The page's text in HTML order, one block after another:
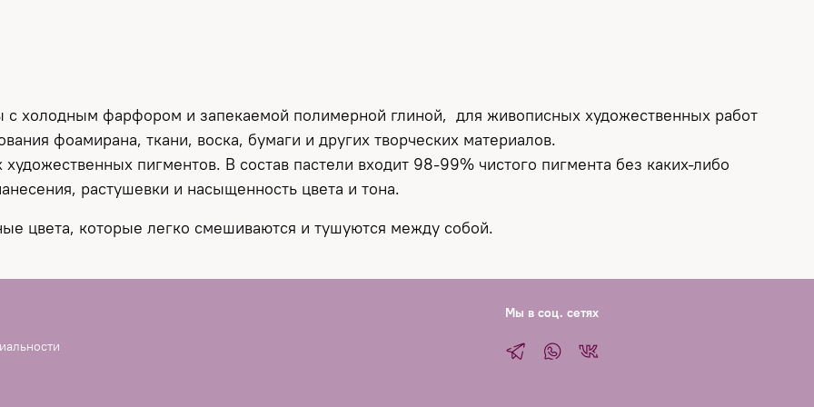
с холодным фарфором и запекаемой полимерной глиной, для живописных художественных работ
фоамирана, ткани, воска, бумаги и других творческих материалов.
пигментов. В состав пастели входит 98-99% чистого пигмента без каких-либо
растушевки и насыщенность цвета и тона.
цвета, которые легко смешиваются и тушуются между собой.
Мы в соц. сетях